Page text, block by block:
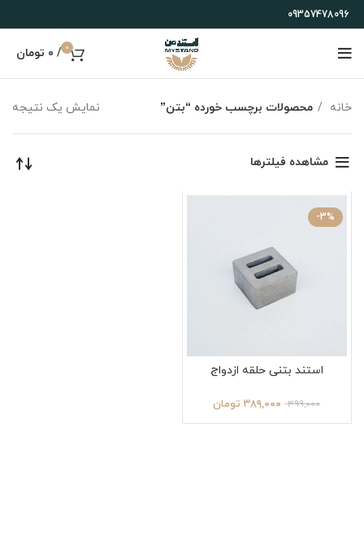
09357478096
0
/ ۰ تومان
خانه محصولات برچسب خورده “بتن” نمایش یک نتیجه
مشاهده فیلترها
-3%
استند بتنی حلقه ازدواج
۳۹۹,۰۰۰ ۳۸۹,۰۰۰ تومان